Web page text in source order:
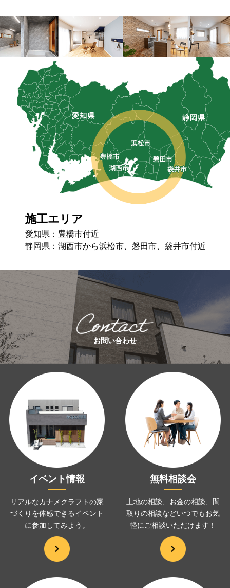
施工エリア
愛知県：豊橋市付近
静岡県：湖⻄市から浜松市、磐⽥市、袋井市付近
お問い合わせ
イベント情報
リアルなカナメクラフトの家
づくりを体感できるイベント
に参加してみよう。
無料相談会
土地の相談、お金の相談、
間
取りの相談などいつでもお気
軽にご相談いただけます！